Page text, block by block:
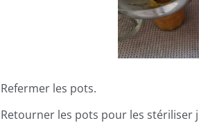
Refermer les pots.
Retourner les pots pour les stériliser